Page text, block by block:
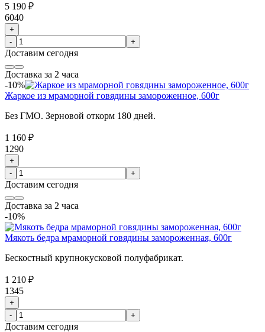
5 190 ₽
6040
+
-
+
Доставим сегодня
Доставка за 2 часа
-10%
Жаркое из мраморной говядины замороженное, 600г
Без ГМО. Зерновой откорм 180 дней.
1 160 ₽
1290
+
-
+
Доставим сегодня
Доставка за 2 часа
-10%
Мякоть бедра мраморной говядины замороженная, 600г
Бескостный крупнокусковой полуфабрикат.
1 210 ₽
1345
+
-
+
Доставим сегодня